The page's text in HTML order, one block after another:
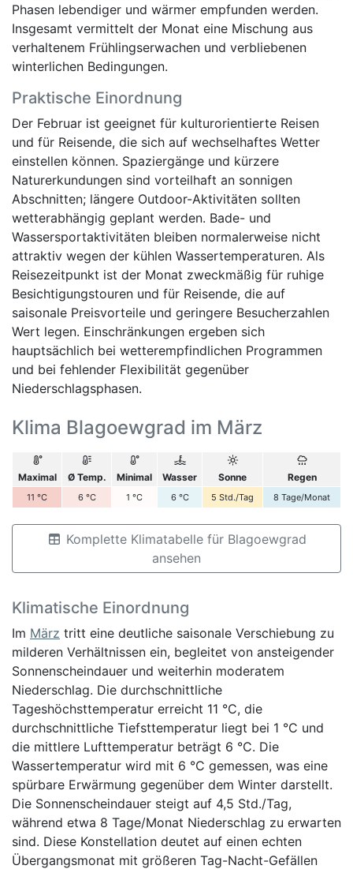
Phasen lebendiger und wärmer empfunden werden.
Insgesamt vermittelt der Monat eine Mischung aus
verhaltenem Frühlingserwachen und verbliebenen
winterlichen Bedingungen.
Praktische Einordnung
Der Februar ist geeignet für kulturorientierte Reisen
und für Reisende, die sich auf wechselhaftes Wetter
einstellen können. Spaziergänge und kürzere
Naturerkundungen sind vorteilhaft an sonnigen
Abschnitten; längere Outdoor-Aktivitäten sollten
wetterabhängig geplant werden. Bade- und
Wassersportaktivitäten bleiben normalerweise nicht
attraktiv wegen der kühlen Wassertemperaturen. Als
Reisezeitpunkt ist der Monat zweckmäßig für ruhige
Besichtigungstouren und für Reisende, die auf
saisonale Preisvorteile und geringere Besucherzahlen
Wert legen. Einschränkungen ergeben sich
hauptsächlich bei wetterempfindlichen Programmen
und bei fehlender Flexibilität gegenüber
Niederschlagsphasen.
Klima Blagoewgrad im März
Maximal Ø Temp. Minimal Wasser Sonne Regen
11 °C 6 °C 1 °C 6 °C 5 Std./Tag 8 Tage/Monat
Komplette Klimatabelle für Blagoewgrad
ansehen
Klimatische Einordnung
Im März tritt eine deutliche saisonale Verschiebung zu
milderen Verhältnissen ein, begleitet von ansteigender
Sonnenscheindauer und weiterhin moderatem
Niederschlag. Die durchschnittliche
Tageshöchsttemperatur erreicht 11 °C, die
durchschnittliche Tiefsttemperatur liegt bei 1 °C und
die mittlere Lufttemperatur beträgt 6 °C. Die
Wassertemperatur wird mit 6 °C gemessen, was eine
spürbare Erwärmung gegenüber dem Winter darstellt.
Die Sonnenscheindauer steigt auf 4,5 Std./Tag,
während etwa 8 Tage/Monat Niederschlag zu erwarten
sind. Diese Konstellation deutet auf einen echten
Übergangsmonat mit größeren Tag-Nacht-Gefällen